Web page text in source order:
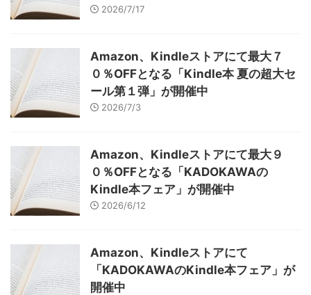
2026/7/17
Amazon、Kindleストアにて最大７
０％OFFとなる「Kindle本 夏の超大セ
ール第１弾」が開催中
2026/7/3
Amazon、Kindleストアにて最大９
０％OFFとなる「KADOKAWAの
Kindle本フェア」が開催中
2026/6/12
Amazon、Kindleストアにて
「KADOKAWAのKindle本フェア」が
開催中